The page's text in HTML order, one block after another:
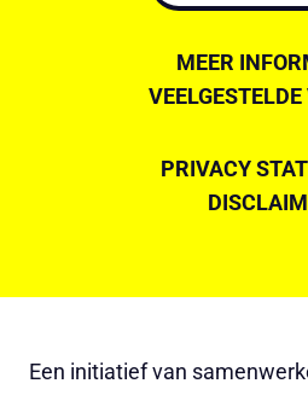
MEER
PRIVACY
Een initiatief van